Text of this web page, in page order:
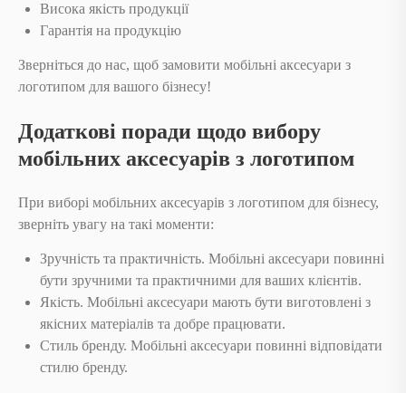
Висока якість продукції
Гарантія на продукцію
Зверніться до нас, щоб замовити мобільні аксесуари з
логотипом для вашого бізнесу!
Додаткові поради щодо вибору
мобільних аксесуарів з логотипом
При виборі мобільних аксесуарів з логотипом для бізнесу,
зверніть увагу на такі моменти:
Зручність та практичність. Мобільні аксесуари повинні
бути зручними та практичними для ваших клієнтів.
Якість. Мобільні аксесуари мають бути виготовлені з
якісних матеріалів та добре працювати.
Стиль бренду. Мобільні аксесуари повинні відповідати
стилю бренду.